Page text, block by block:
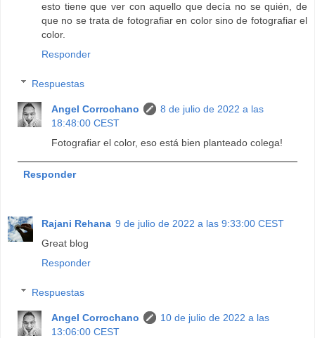
esto tiene que ver con aquello que decía no se quién, de
que no se trata de fotografiar en color sino de fotografiar el
color.
Responder
Respuestas
Angel Corrochano
8 de julio de 2022 a las
18:48:00 CEST
Fotografiar el color, eso está bien planteado colega!
Responder
Rajani Rehana 9 de julio de 2022 a las 9:33:00 CEST
Great blog
Responder
Respuestas
Angel Corrochano
10 de julio de 2022 a las
13:06:00 CEST